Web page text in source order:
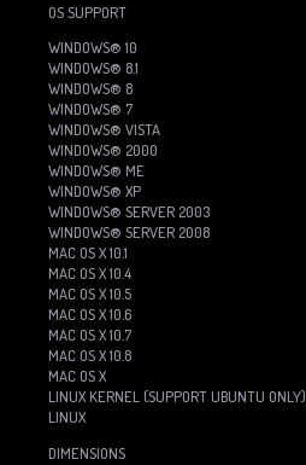
OS SUPPORT
WINDOWS® 10
WINDOWS® 8.1
WINDOWS® 8
WINDOWS® 7
WINDOWS® VISTA
WINDOWS® 2000
WINDOWS® ME
WINDOWS® XP
WINDOWS® SERVER 2003
WINDOWS® SERVER 2008
MAC OS X 10.1
MAC OS X 10.4
MAC OS X 10.5
MAC OS X 10.6
MAC OS X 10.7
MAC OS X 10.8
MAC OS X
LINUX KERNEL (SUPPORT UBUNTU ONLY)
LINUX
DIMENSIONS